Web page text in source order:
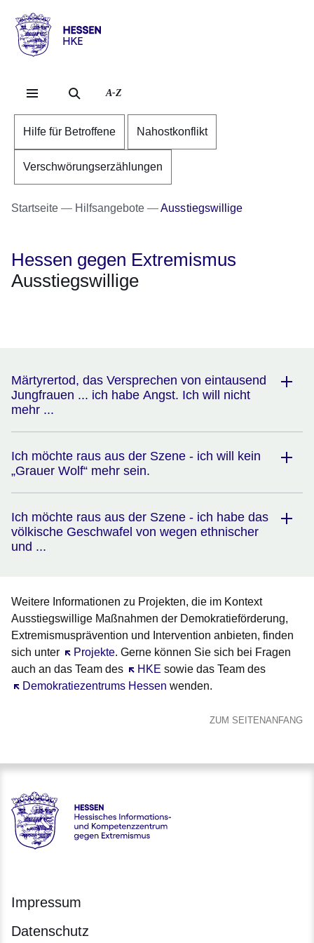
Hessen
HKE
A-Z
Hilfe für Betroffene Nahostkonflikt
Verschwörungserzählungen
Startseite Hilfsangebote Ausstiegswillige
Hessen gegen Extremismus
Ausstiegswillige
Märtyrertod, das Versprechen von eintausend
Jungfrauen ... ich habe Angst. Ich will nicht
mehr ...
Ich möchte raus aus der Szene - ich will kein
„Grauer Wolf“ mehr sein.
Ich möchte raus aus der Szene - ich habe das
völkische Geschwafel von wegen ethnischer
und ...
Weitere Informationen zu Projekten, die im Kontext
Ausstiegswillige Maßnahmen der Demokratieförderung,
Extremismusprävention und Intervention anbieten, finden
sich unter
Projekte
Öffnet sich in einem neuen Fenster
. Gerne können Sie sich bei Fragen
auch an das Team des
HKE
Öffnet sich in einem neuen Fenster
sowie das Team des
Demokratiezentrums Hessen
Öffnet sich in einem neuen Fensterwenden.
ZUM SEITENANFANG
Hessen - Hessisches Informations- und Kompetenzzentrum
Impressum
Datenschutz